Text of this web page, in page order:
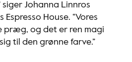
siger Johanna Linnros
Espresso House. “Vores
præg, og det er ren magi
til den grønne farve.”